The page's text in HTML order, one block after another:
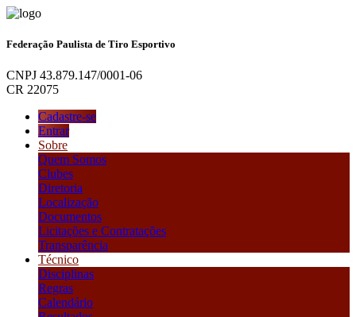
Federação Paulista de Tiro Esportivo
CNPJ 43.879.147/0001-06
CR 22075
Cadastre-se
Entrar
Sobre
Quem Somos
Clubes
Diretoria
Localização
Documentos
Licitações e Contratações
Transparência
Técnico
Disciplinas
Regras
Calendário